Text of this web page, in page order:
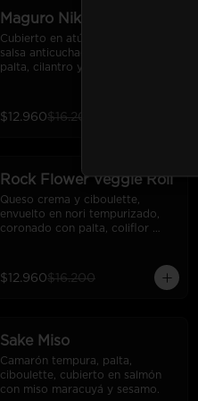
Maguro Nikkei
Cubierto en atún flambeado con
salsa anticuchada, relleno con
palta, cilantro y cebollín
día.
$12.960$16.200
Rock Flower Veggie Roll
Queso crema y ciboulette,
envuelto en nori tempurizado,
coronado con palta, coliflor
$12.960$16.200
Sake Miso
Camarón tempura, palta,
ciboulette, cubierto en salmón
con miso maracuyá y sesamo.